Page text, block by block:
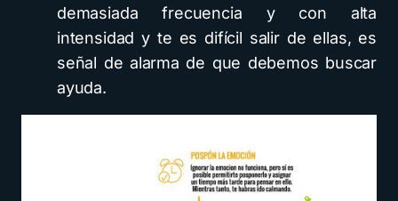
demasiada frecuencia y con alta
intensidad y te es difícil salir de ellas, es
señal de alarma de que debemos buscar
ayuda.